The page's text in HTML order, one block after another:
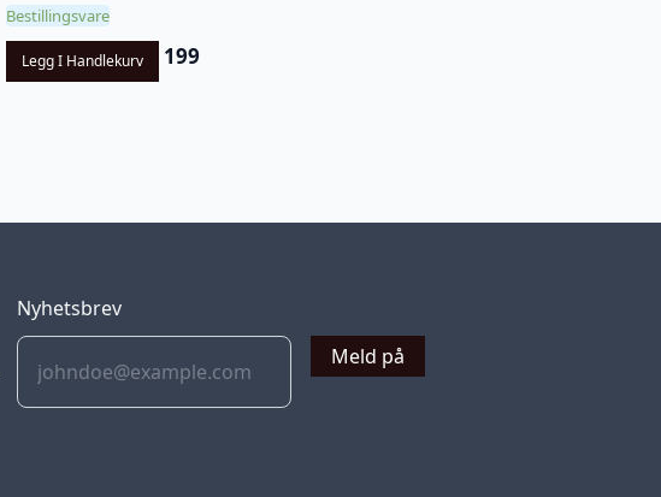
Bestillingsvare
Legg I Handlekurv 199
Nyhetsbrev
Meld på